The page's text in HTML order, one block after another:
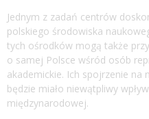
Jednym z zadań centrów
polskiego środowiska
tych ośrodków mogą także
o samej Polsce wśród osób
akademickie. Ich spojrzenie na
będzie miało niewątpliwy
międzynarodowej.